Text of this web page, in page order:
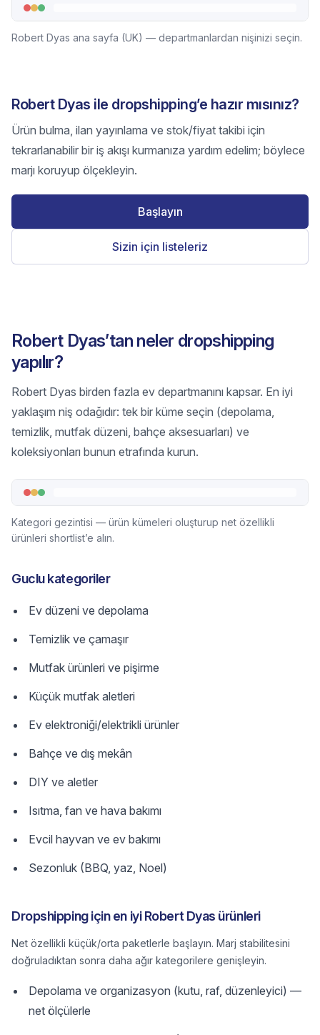
Robert Dyas ana sayfa (UK) — departmanlardan nişinizi seçin.
Robert Dyas ile dropshipping’e hazır mısınız?
Ürün bulma, ilan yayınlama ve stok/fiyat takibi için
tekrarlanabilir bir iş akışı kurmanıza yardım edelim; böylece
marjı koruyup ölçekleyin.
Başlayın
Sizin için listeleriz
Robert Dyas’tan neler dropshipping
yapılır?
Robert Dyas birden fazla ev departmanını kapsar. En iyi
yaklaşım niş odağıdır: tek bir küme seçin (depolama,
temizlik, mutfak düzeni, bahçe aksesuarları) ve
koleksiyonları bunun etrafında kurun.
Kategori gezintisi — ürün kümeleri oluşturup net özellikli
ürünleri shortlist’e alın.
Guclu kategoriler
Ev düzeni ve depolama
Temizlik ve çamaşır
Mutfak ürünleri ve pişirme
Küçük mutfak aletleri
Ev elektroniği/elektrikli ürünler
Bahçe ve dış mekân
DIY ve aletler
Isıtma, fan ve hava bakımı
Evcil hayvan ve ev bakımı
Sezonluk (BBQ, yaz, Noel)
Dropshipping için en iyi Robert Dyas ürünleri
Net özellikli küçük/orta paketlerle başlayın. Marj stabilitesini
doğruladıktan sonra daha ağır kategorilere genişleyin.
Depolama ve organizasyon (kutu, raf, düzenleyici) —
net ölçülerle